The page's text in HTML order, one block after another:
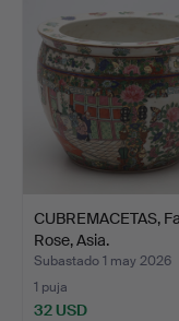
CUBREMACETAS,
Rose, Asia.
Subastado 1 may 2026
1 puja
32 USD